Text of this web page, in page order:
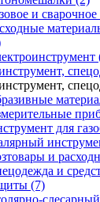
и
для
и
и
(7)